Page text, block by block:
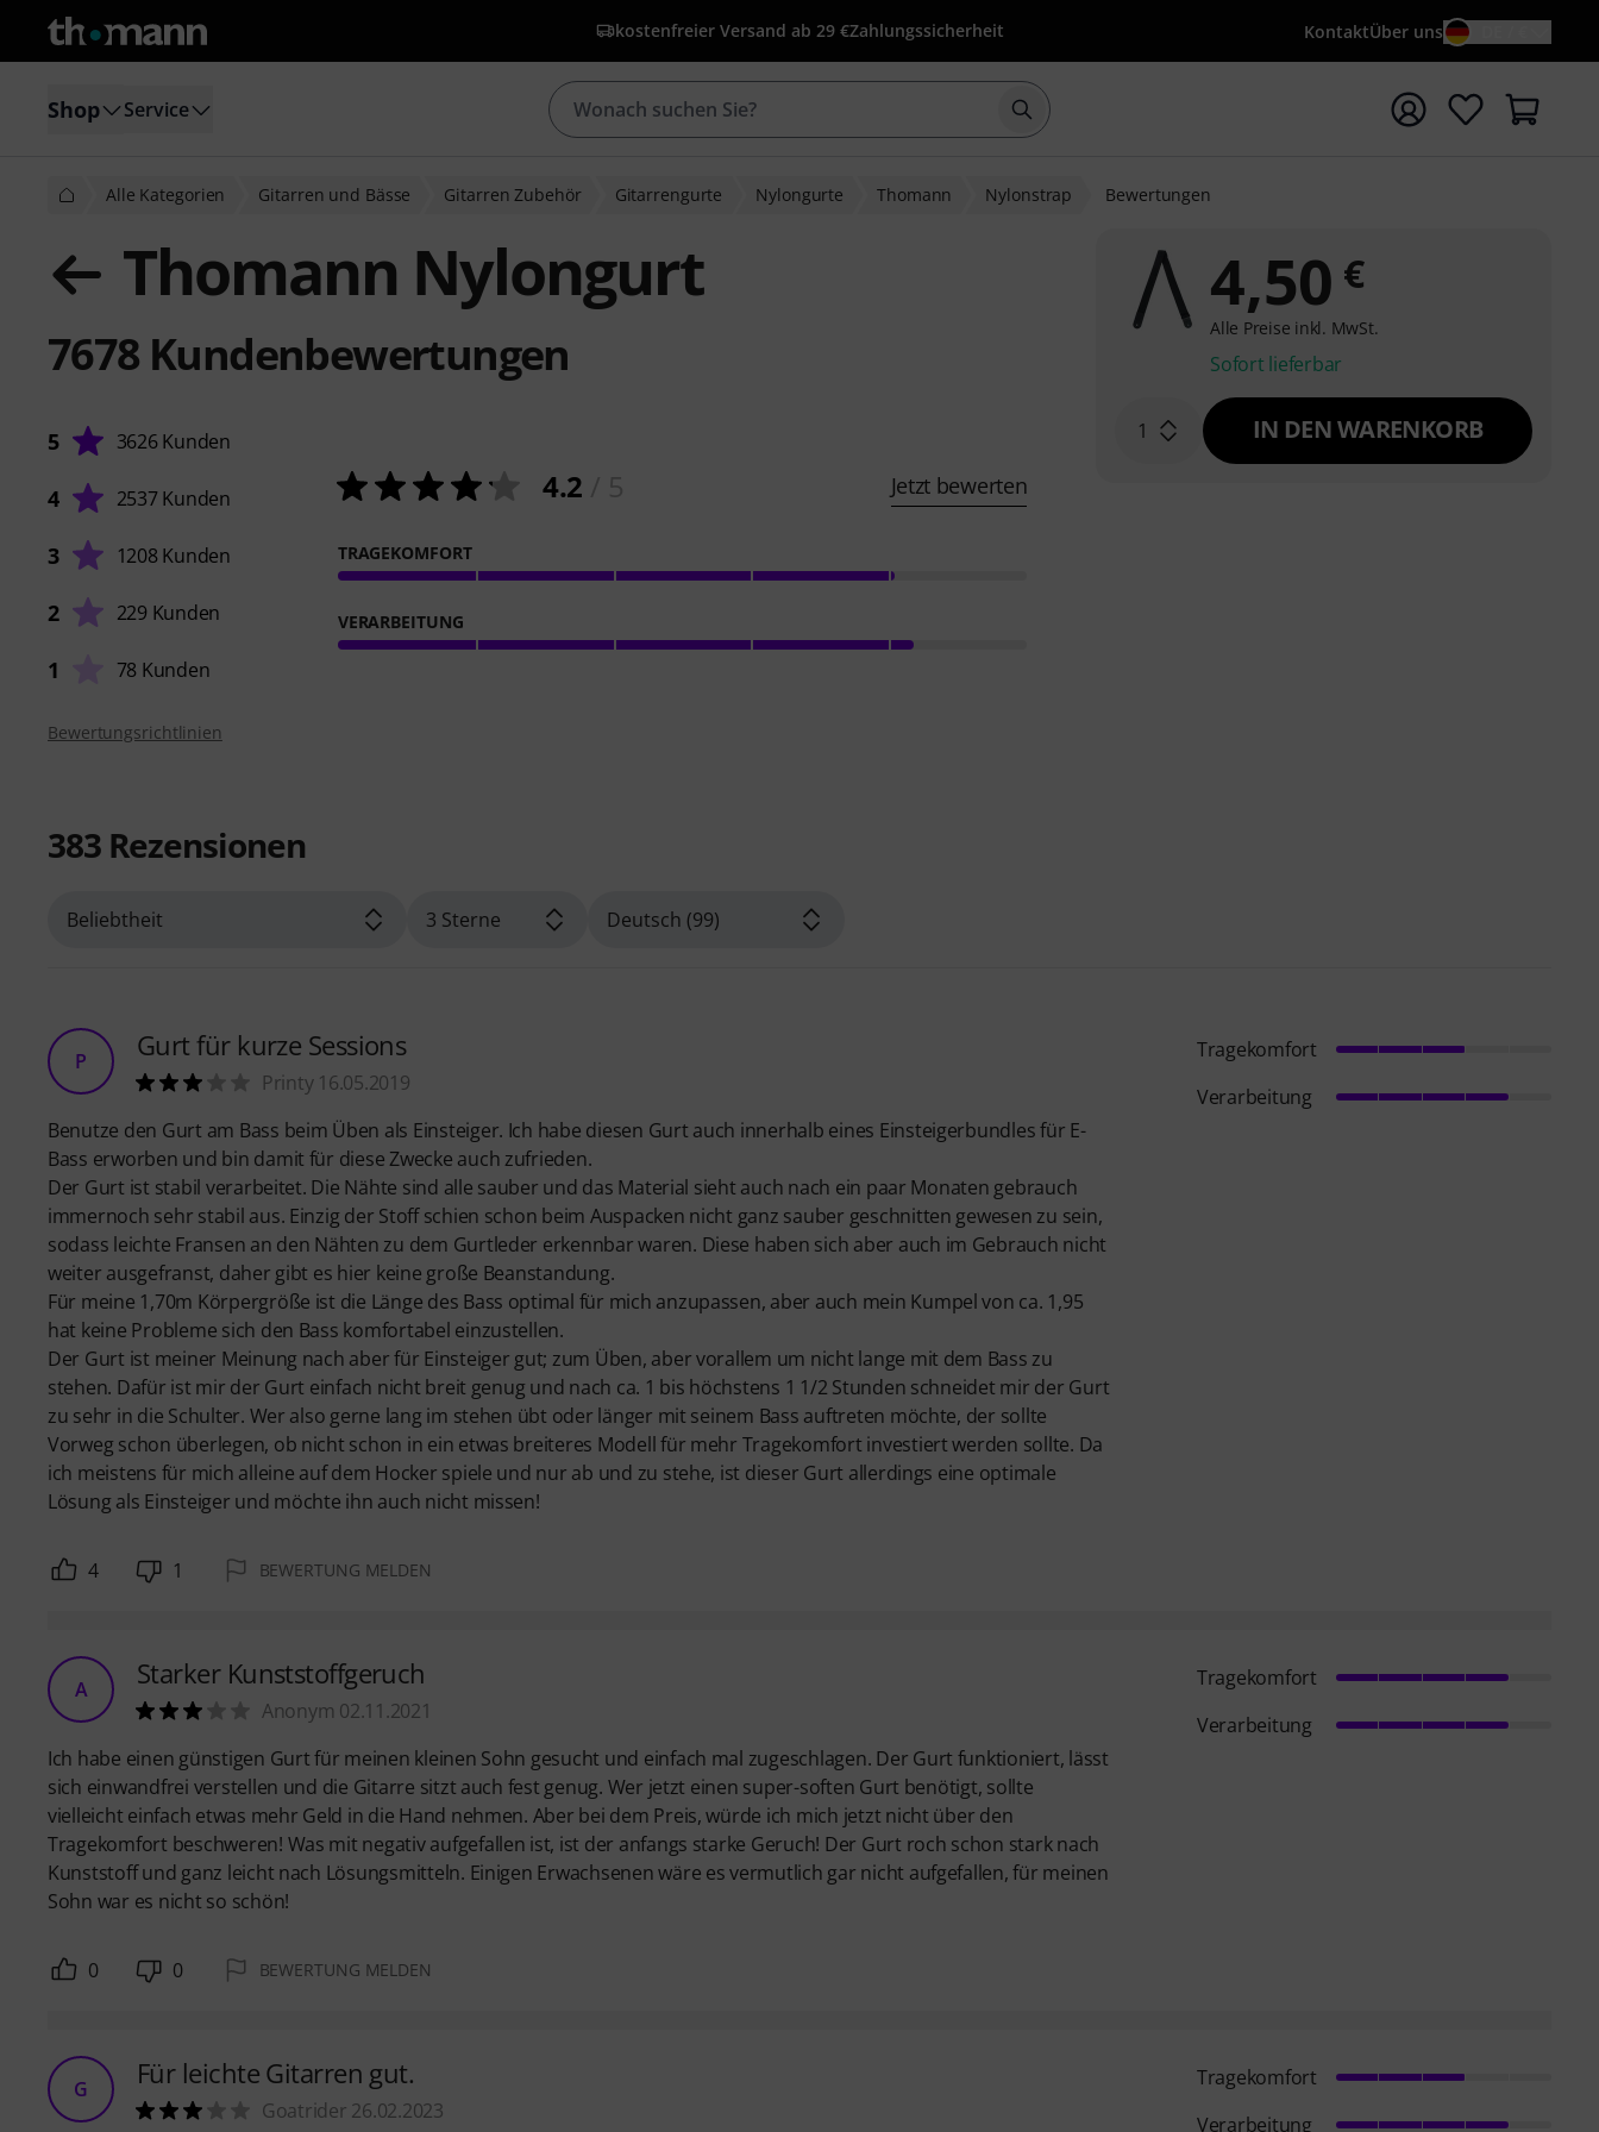
kostenfreier Versand ab 29 €Zahlungssicherheit KontaktÜber uns
Shop Service Suche mit Suchwort {searchTerm} starten
Alle Kategorien Gitarren und Bässe Gitarren Zubehör Gitarrengurte Nylongurte Thomann Nylonstrap Bewertungen
Thomann Nylongurt
7678 Kundenbewertungen
5 3626 Kunden
4 2537 Kunden
3 1208 Kunden
2 229 Kunden
1 78 Kunden
4.2 Jetzt bewerten
TRAGEKOMFORT
VERARBEITUNG
Bewertungsrichtlinien
4,50 €
Alle Preise inkl. MwSt.
Sofort lieferbar
1 IN DEN WARENKORB
383 Rezensionen
P Gurt für kurze Sessions
Printy 16.05.2019
Benutze den Gurt am Bass beim Üben als Einsteiger. Ich habe diesen Gurt auch innerhalb eines Einsteigerbundles für E-
Bass erworben und bin damit für diese Zwecke auch zufrieden.
Der Gurt ist stabil verarbeitet. Die Nähte sind alle sauber und das Material sieht auch nach ein paar Monaten gebrauch
immernoch sehr stabil aus. Einzig der Stoff schien schon beim Auspacken nicht ganz sauber geschnitten gewesen zu sein,
sodass leichte Fransen an den Nähten zu dem Gurtleder erkennbar waren. Diese haben sich aber auch im Gebrauch nicht
weiter ausgefranst, daher gibt es hier keine große Beanstandung.
Für meine 1,70m Körpergröße ist die Länge des Bass optimal für mich anzupassen, aber auch mein Kumpel von ca. 1,95
hat keine Probleme sich den Bass komfortabel einzustellen.
Der Gurt ist meiner Meinung nach aber für Einsteiger gut; zum Üben, aber vorallem um nicht lange mit dem Bass zu
stehen. Dafür ist mir der Gurt einfach nicht breit genug und nach ca. 1 bis höchstens 1 1/2 Stunden schneidet mir der Gurt
zu sehr in die Schulter. Wer also gerne lang im stehen übt oder länger mit seinem Bass auftreten möchte, der sollte
Vorweg schon überlegen, ob nicht schon in ein etwas breiteres Modell für mehr Tragekomfort investiert werden sollte. Da
ich meistens für mich alleine auf dem Hocker spiele und nur ab und zu stehe, ist dieser Gurt allerdings eine optimale
Lösung als Einsteiger und möchte ihn auch nicht missen!
Tragekomfort
Verarbeitung
4 1 BEWERTUNG MELDEN
A Starker Kunststoffgeruch
Anonym 02.11.2021
Ich habe einen günstigen Gurt für meinen kleinen Sohn gesucht und einfach mal zugeschlagen. Der Gurt funktioniert, lässt
sich einwandfrei verstellen und die Gitarre sitzt auch fest genug. Wer jetzt einen super-soften Gurt benötigt, sollte
vielleicht einfach etwas mehr Geld in die Hand nehmen. Aber bei dem Preis, würde ich mich jetzt nicht über den
Tragekomfort beschweren! Was mit negativ aufgefallen ist, ist der anfangs starke Geruch! Der Gurt roch schon stark nach
Kunststoff und ganz leicht nach Lösungsmitteln. Einigen Erwachsenen wäre es vermutlich gar nicht aufgefallen, für meinen
Sohn war es nicht so schön!
Tragekomfort
Verarbeitung
0 0 BEWERTUNG MELDEN
G Für leichte Gitarren gut.
Goatrider 26.02.2023
Tragekomfort
Verarbeitung